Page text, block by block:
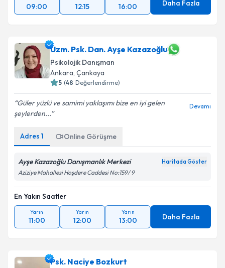
09:00 12:15 16:00 Daha Fazla
Uzm. Psk. Dan. Ayşe Kazazoğlu
Psikolojik Danışman
Ankara, Çankaya
5 (48 Değerlendirme)
Güler yüzlü ve samimi yaklaşımı bize en iyi gelen
şeylerden...
Devamı
Adres 1 Online Görüşme
Ayşe Kazazoğlu Danışmanlık Merkezi Haritada Göster
Aziziye Mahallesi Hoşdere Caddesi No:159/ 9
En Yakın Saatler
Yarın
11:00
Yarın
12:00
Yarın
13:00 Daha Fazla
Psk. Naciye Bozkurt